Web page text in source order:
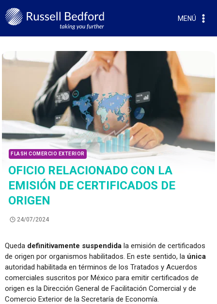
MENÚ
FLASH COMERCIO EXTERIOR
OFICIO RELACIONADO CON LA
EMISIÓN DE CERTIFICADOS DE
ORIGEN
24/07/2024
Queda definitivamente suspendida la emisión de certificados
de origen por organismos habilitados. En este sentido, la única
autoridad habilitada en términos de los Tratados y Acuerdos
comerciales suscritos por México para emitir certificados de
origen es la Dirección General de Facilitación Comercial y de
Comercio Exterior de la Secretaría de Economía.